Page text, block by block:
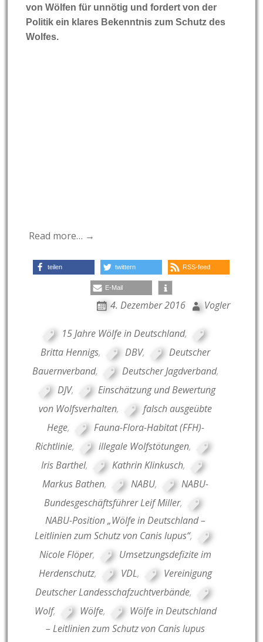
von Wölfen für unnötig und fordert von der
Politik ein klares Bekenntnis zum Schutz des
Wolfes.
Read more… →
teilen twittern RSS-feed
E-Mail
4. Dezember 2016 Vogler
15 Jahre Wölfe in Deutschland,
Britta Hennigs, DBV,
Deutscher
Bauernverband, Deutscher Jagdverband,
DJV,
Einschätzung und Bewertung
von Wolfsverhalten,
falsch ausgeübte
Hege,
Fauna-Flora-Habitat (FFH)-
Richtlinie, illegale Wolfstötungen,
Iris Barthel, Kathrin Klinkusch,
Markus Bathen, NABU,
NABU-
Bundesgeschäftsführer Leif Miller,
NABU-Position „Wölfe in Deutschland –
Leitlinien zum Schutz von Canis lupus“,
Nicole Flöper,
Umsetzungsdefizite im
Herdenschutz, VDL,
Vereinigung
Deutscher Landesschafzuchtverbände,
Wolf, Wölfe,
Wölfe in Deutschland
– Leitlinien zum Schutz von Canis lupus